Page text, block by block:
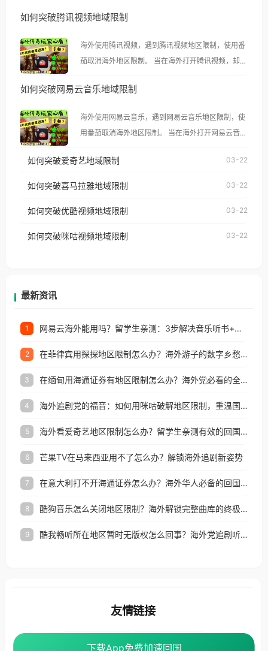
如何突破腾讯视频地域限制
海外使用腾讯视频，遇到腾讯视频地区限制，使用番
茄取消海外地区限制。 当在海外打开腾讯视频，却突
示语。 海外用户如香港、澳门、台湾、美国、加拿
像其他音乐平台一样，出现地区及版权限制问题，且
仅能在中国大陆地区播放。 遇到这个问题的朋友们，
台湾、美国、加拿大、澳大利亚、欧洲等国家和地区
权限制所困扰。
如何突破网易云音乐地域限制
海外使用网易云音乐，遇到网易云音乐地区限制，使
用番茄取消海外地区限制。 当在海外打开网易云音
播放”的提示语。 海外用户如香港、澳门、台湾、美
制问题，且仅能在中国大陆地区播放。 遇到这个问题
户收听网易云音乐地区版权限制」的问题，无论人在
如何突破爱奇艺地域限制 03-22
如何突破喜马拉雅地域限制 03-22
如何突破优酷视频地域限制 03-22
如何突破咪咕视频地域限制 03-22
最新资讯
1 网易云海外能用吗？留学生亲测：3步解决音乐听书+银行视频地区限制
2 在菲律宾用探探地区限制怎么办？海外游子的数字乡愁与破局之道
3 在缅甸用海通证券有地区限制怎么办？海外党必看的全场景回国加速指南
4 海外追剧党的福音：如何用咪咕破解地区限制，重温国内精彩
5 海外看爱奇艺地区限制怎么办？留学生亲测有效的回国加速器选择指南
6 芒果TV在马来西亚用不了怎么办？解锁海外追剧新姿势
7 在意大利打不开海通证券怎么办？海外华人必备的回国加速指南（附2026世界杯观赛秘籍）
8 酷狗音乐怎么关闭地区限制？海外解锁完整曲库的终极指南
9 酷我畅听所在地区暂时无版权怎么回事？海外党追剧听歌的破局指南
下载App免费加速回国
下载App免费加速回国
友情链接